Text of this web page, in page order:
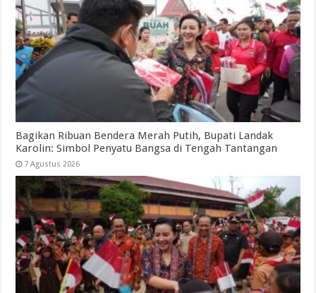
Bagikan Ribuan Bendera Merah Putih, Bupati Landak
Karolin: Simbol Penyatu Bangsa di Tengah Tantangan
7 Agustus 2026